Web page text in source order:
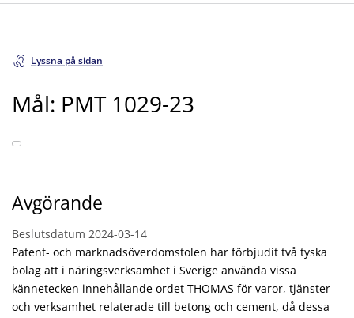
Lyssna på sidan
Mål: PMT 1029-23
Avgörande
Beslutsdatum 2024-03-14
Patent- och marknadsöverdomstolen har förbjudit två tyska
bolag att i näringsverksamhet i Sverige använda vissa
kännetecken innehållande ordet THOMAS för varor, tjänster
och verksamhet relaterade till betong och cement, då dessa